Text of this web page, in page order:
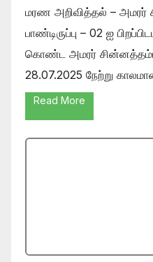
மரண அறிவித்தல் – அமரர்
பாண்டிருப்பு – 02 ஐ
கொண்ட அமரர்
28.07.2025 நேற்று
Read More